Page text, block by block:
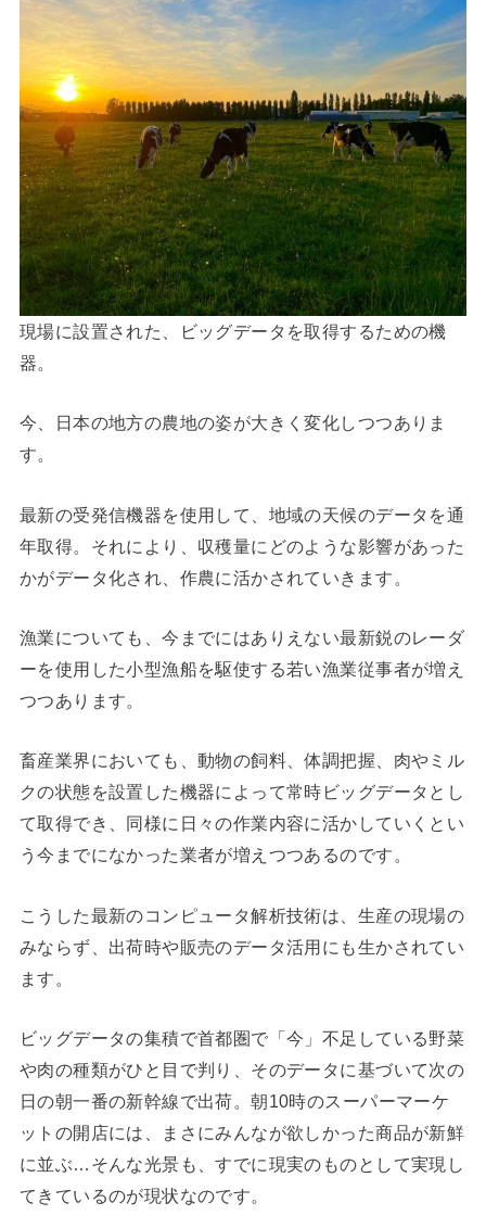
現場に設置された、ビッグデータを取得するための機
器。
今、日本の地方の農地の姿が大きく変化しつつありま
す。
最新の受発信機器を使用して、地域の天候のデータを通
年取得。それにより、収穫量にどのような影響があった
かがデータ化され、作農に活かされていきます。
漁業についても、今までにはありえない最新鋭のレーダ
ーを使用した小型漁船を駆使する若い漁業従事者が増え
つつあります。
畜産業界においても、動物の飼料、体調把握、肉やミル
クの状態を設置した機器によって常時ビッグデータとし
て取得でき、同様に日々の作業内容に活かしていくとい
う今までになかった業者が増えつつあるのです。
こうした最新のコンピュータ解析技術は、生産の現場の
みならず、出荷時や販売のデータ活用にも生かされてい
ます。
ビッグデータの集積で首都圏で「今」不足している野菜
や肉の種類がひと目で判り、そのデータに基づいて次の
日の朝一番の新幹線で出荷。朝10時のスーパーマーケ
ットの開店には、まさにみんなが欲しかった商品が新鮮
に並ぶ…そんな光景も、すでに現実のものとして実現し
てきているのが現状なのです。